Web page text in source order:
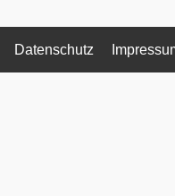
Datenschutz